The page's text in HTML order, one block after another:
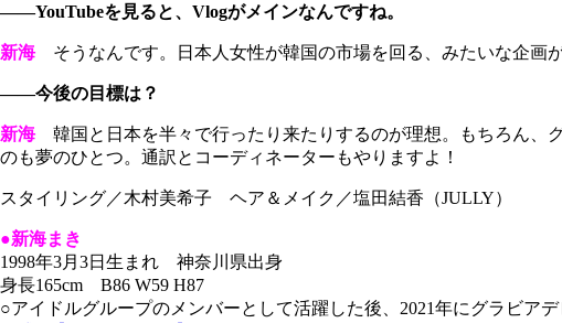
――YouTubeを見ると、Vlogがメインなんですね。
新海そうなんです。日本人女性が韓国の市場を回る、みたいな企画
――今後の目標は？
新海韓国と日本を半々で行ったり来たりするのが理想。もちろん、
のも夢のひとつ。通訳とコーディネーターもやりますよ！
スタイリング／木村美希子 ヘア＆メイク／塩田結香（JULLY）
●新海まき
1998年3月3日生まれ 神奈川県出身
身長165cm B86 W59 H87
○アイドルグループのメンバーとして活躍した後、2021年にグラビ